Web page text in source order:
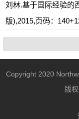
刘林.基于国际经验的
版),2015,页码：
Copyright 2020
版